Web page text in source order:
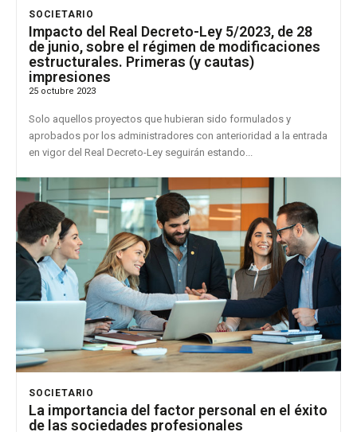
SOCIETARIO
Impacto del Real Decreto-Ley 5/2023, de 28
de junio, sobre el régimen de modificaciones
estructurales. Primeras (y cautas)
impresiones
25 octubre 2023
Solo aquellos proyectos que hubieran sido formulados y
aprobados por los administradores con anterioridad a la entrada
en vigor del Real Decreto-Ley seguirán estando...
SOCIETARIO
La importancia del factor personal en el éxito
de las sociedades profesionales